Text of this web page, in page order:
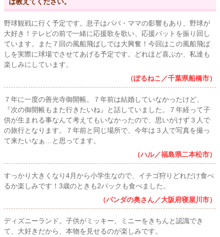
ば教えてください。
野球観戦に行く予定です。息子はパパ・ママの影響もあり、野球が
大好き！テレビの前で一緒に応援歌を歌い、応援バットを振り回し
ています。また７回の風船飛ばしでは大興奮！今回はこの風船飛ば
しを実際に球場でさせてあげる予定です。どれほど喜ぶか、私達も
楽しみにしています。
（ぽるねこ／千葉県船橋市）
７年に一度の善光寺御開帳。７年前は結婚していなかったけど、
『次の御開帳もまた行きたいね』と話していました。７年経って子
供が生まれる事なんて考えてもいなかったので、思いがけず３人で
の旅行となります。７年前と同じ場所で、今年は３人で写真を撮っ
て来たいなぁ…と思ってます。
（ハル／福島県二本松市）
すっかり大きくなり4月から小学生なので、イチゴ狩りどれだけ食べ
るか楽しみです！3歳のときも2パックも食べました。
（パンダの奥さん／大阪府寝屋川市）
ディズニーランド。子供がミッキー、ミニーをきちんと認識でき
て、大好きだから、本物を見せるのが楽しみです。